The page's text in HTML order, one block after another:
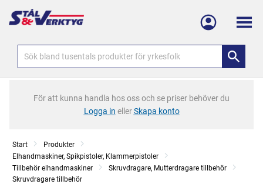
Meny
För att kunna handla hos oss och se priser behöver du
Logga in ellerSkapa konto
Start
Produkter
Elhandmaskiner, Spikpistoler, Klammerpistoler
Tillbehör elhandmaskiner
Skruvdragare, Mutterdragare tillbehör
Skruvdragare tillbehör